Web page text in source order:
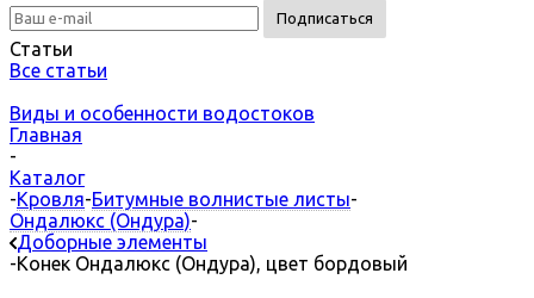
Статьи
Все статьи
Виды и особенности водостоков
Главная
-
Каталог
-Кровля-Битумные волнистые листы-
Ондалюкс (Ондура)-
Доборные элементы
-Конек Ондалюкс (Ондура), цвет бордовый